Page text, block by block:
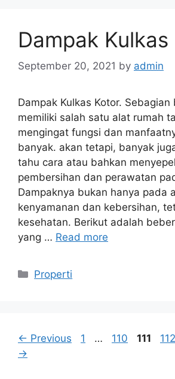
Dampak
September 20, 2021 by admin
Dampak Kulkas Kotor. Sebagian
memiliki salah satu alat rumah
mengingat fungsi dan
banyak. akan tetapi, banyak
tahu cara atau bahkan
pembersihan dan perawatan
Dampaknya bukan hanya pada
kenyamanan dan kebersihan,
kesehatan. Berikut adalah
yang … Read more
Categories
Properti
← Previous Page
1 … Page
110 Page
111 112
→